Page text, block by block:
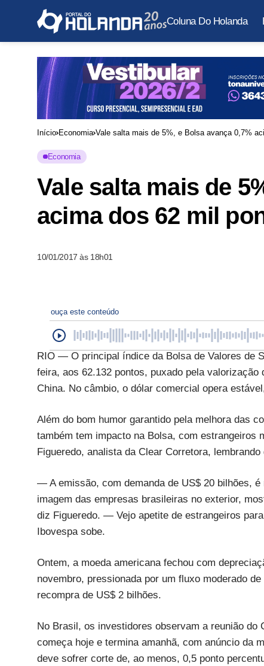
Coluna Do Holanda
Início Economia Vale salta mais de 5%, e Bolsa avança 0,7%
Economia
Vale salta mais de
acima dos 62 mil
10/01/2017 às 18h01
ouça este conteúdo
RIO — O principal índice da Bolsa de Valores de
feira, aos 62.132 pontos, puxado pela
China. No câmbio, o dólar comercial opera
Além do bom humor garantido pela melhora das
também tem impacto na Bolsa, com estrangeiros
Figueredo, analista da Clear Corretora,
— A emissão, com demanda de US$ 20 bilhões,
imagem das empresas brasileiras no exterior,
diz Figueredo. — Vejo apetite de estrangeiros
Ibovespa sobe.
Ontem, a moeda americana fechou com
novembro, pressionada por um fluxo moderado
recompra de US$ 2 bilhões.
No Brasil, os investidores observam a reunião
começa hoje e termina amanhã, com anúncio da
deve sofrer corte de, ao menos, 0,5 ponto